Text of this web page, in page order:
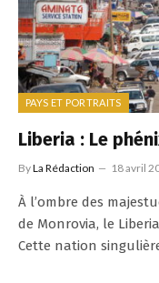
PAYS ET PORTRAITS
Liberia : Le
ByLa Rédaction 18 avril
À l’ombre des
de Monrovia, le
Cette nation